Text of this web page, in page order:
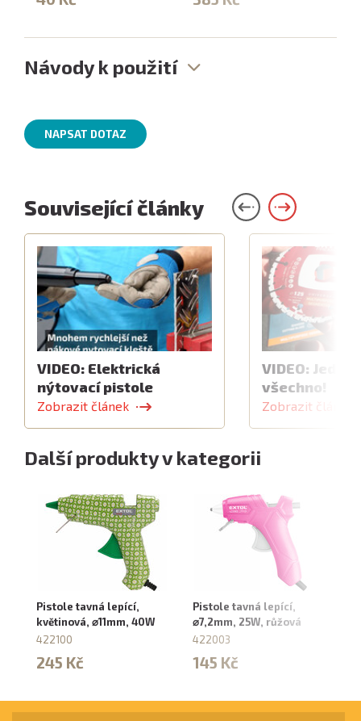
Návody k použití
NAPSAT DOTAZ
Související články
VIDEO: Elektrická
nýtovací pistole
Zobrazit článek
VIDEO:
všechno!
Zobrazit článek
Další produkty v kategorii
Pistole tavná lepící,
květinová, ⌀11mm, 40W
422100
245 Kč
Pistole tavná lepící,
⌀7,2mm, 25W, růžová
422003
145 Kč